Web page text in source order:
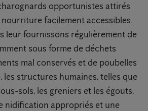
opportunistes attirés
facilement accessibles.
leur fournissons régulièrement de
sous forme de déchets
mal conservés et de poubelles
les structures humaines, telles que
sols, les greniers et les égouts,
nidification appropriés et une